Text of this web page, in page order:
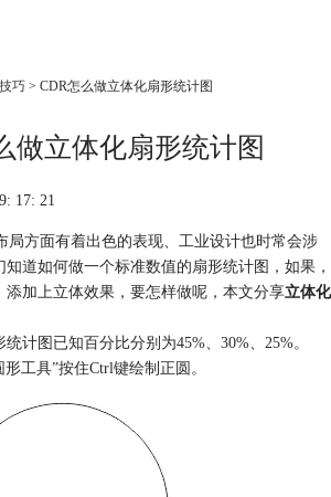
巧 > CDR怎么做立体化扇形统计图
做立体化扇形统计图
17: 21
局方面有着出色的表现、工业设计也时常会涉
道如何做一个标准数值的扇形统计图，如果，
加上立体效果，要怎样做呢，本文分享立体化
计图已知百分比分别为45%、30%、25%。
工具”按住Ctrl键绘制正圆。